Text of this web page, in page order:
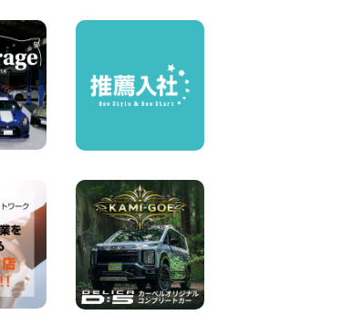
100円レンタカー 墨田文花
2026年08月07日
お盆も休まず営業します! 神
奈川県 横浜旭南本宿町店
100円レンタカー 横浜旭南本宿町
2026年08月07日
お引越しに便利で最適!(禁煙
車両) 香川県 坂出川津店
【カーシェアのレンタカーが
2台になりました!】 岐阜県 各
務原那加店
100円レンタカー 各務原那加
2026年08月06日
体調崩してませんか?? 兵庫県
加古川店
100円レンタカー 加古川